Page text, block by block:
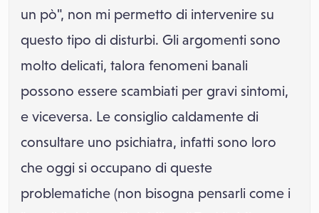
un pò", non mi permetto di intervenire su
questo tipo di disturbi. Gli argomenti sono
molto delicati, talora fenomeni banali
possono essere scambiati per gravi sintomi,
e viceversa. Le consiglio caldamente di
consultare uno psichiatra, infatti sono loro
che oggi si occupano di queste
problematiche (non bisogna pensarli come i